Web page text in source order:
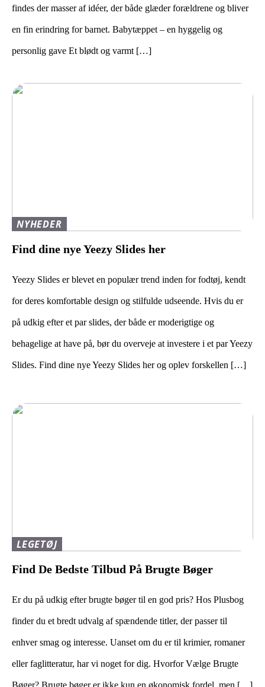
findes der masser af idéer, der både glæder forældrene og bliver
en fin erindring for barnet. Babytæppet – en hyggelig og
personlig gave Et blødt og varmt […]
NYHEDER
Find dine nye Yeezy Slides her
Yeezy Slides er blevet en populær trend inden for fodtøj, kendt
for deres komfortable design og stilfulde udseende. Hvis du er
på udkig efter et par slides, der både er moderigtige og
behagelige at have på, bør du overveje at investere i et par Yeezy
Slides. Find dine nye Yeezy Slides her og oplev forskellen […]
LEGETØJ
Find De Bedste Tilbud På Brugte Bøger
Er du på udkig efter brugte bøger til en god pris? Hos Plusbog
finder du et bredt udvalg af spændende titler, der passer til
enhver smag og interesse. Uanset om du er til krimier, romaner
eller faglitteratur, har vi noget for dig. Hvorfor Vælge Brugte
Bøger? Brugte bøger er ikke kun en økonomisk fordel, men […]